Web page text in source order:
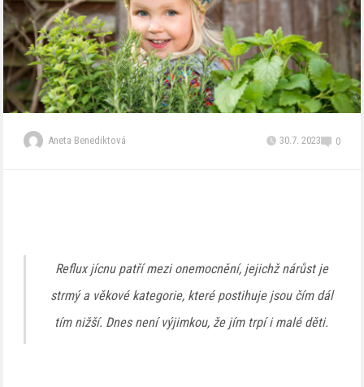
Aneta Benediktová 30.7. 2023 0
Reflux jícnu patří mezi onemocnění, jejichž nárůst je
strmý a věkové kategorie, které postihuje jsou čím dál
tím nižší. Dnes není výjimkou, že jím trpí i malé děti.